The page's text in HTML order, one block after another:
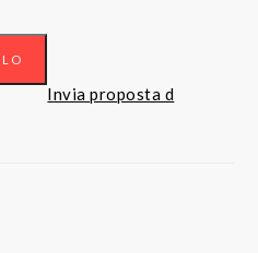
Invia proposta d